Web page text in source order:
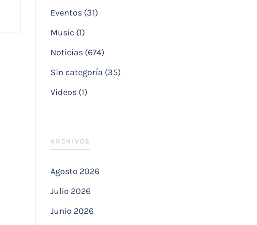
Eventos (31)
Music (1)
Noticias (674)
Sin categoría (35)
Videos (1)
ARCHIVOS
Agosto 2026
Julio 2026
Junio 2026